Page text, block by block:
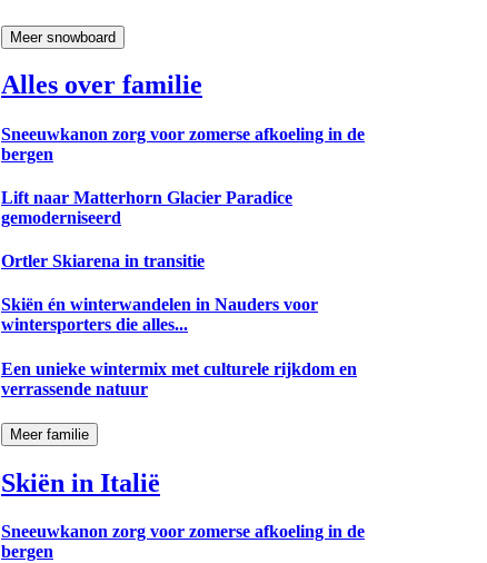
Meer snowboard
Alles over familie
Sneeuwkanon zorg voor zomerse afkoeling in de
bergen
Lift naar Matterhorn Glacier Paradice
gemoderniseerd
Ortler Skiarena in transitie
Skiën én winterwandelen in Nauders voor
wintersporters die alles...
Een unieke wintermix met culturele rijkdom en
verrassende natuur
Meer familie
Skiën in Italië
Sneeuwkanon zorg voor zomerse afkoeling in de
bergen